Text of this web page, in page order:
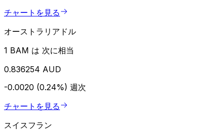
チャートを見る
オーストラリアドル
1 BAM は 次に相当
0.836254 AUD
-0.0020 (0.24%) 週次
チャートを見る
スイスフラン